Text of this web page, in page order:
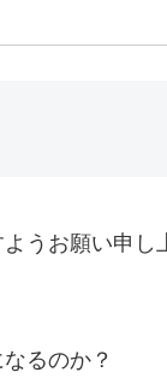
ようお願い申
るのか？